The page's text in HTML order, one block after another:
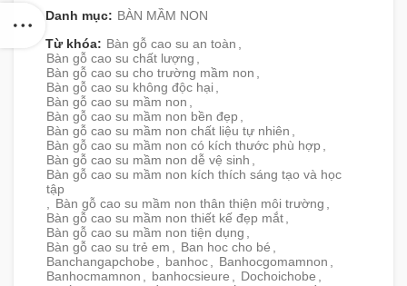
Danh mục: BÀN MẦM NON
Từ khóa: Bàn gỗ cao su an toàn ,
Bàn gỗ cao su chất lượng ,
Bàn gỗ cao su cho trường mầm non ,
Bàn gỗ cao su không độc hại,
Bàn gỗ cao su mầm non ,
Bàn gỗ cao su mầm non bền đẹp,
Bàn gỗ cao su mầm non chất liệu tự nhiên ,
Bàn gỗ cao su mầm non có kích thước phù hợp,
Bàn gỗ cao su mầm non dễ vệ sinh ,
Bàn gỗ cao su mầm non kích thích sáng tạo và học
tập
, Bàn gỗ cao su mầm non thân thiện môi trường ,
Bàn gỗ cao su mầm non thiết kế đẹp mắt,
Bàn gỗ cao su mầm non tiện dụng ,
Bàn gỗ cao su trẻ em , Ban hoc cho bé ,
Banchangapchobe , banhoc, Banhocgomamnon ,
Banhocmamnon , banhocsieure , Dochoichobe ,